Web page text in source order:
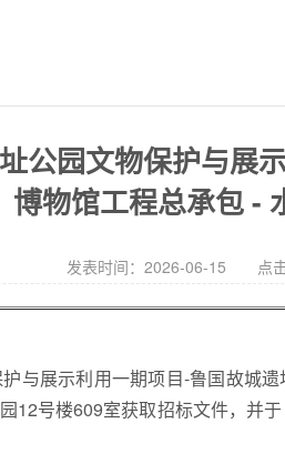
公园文物保护与展
博物馆工程总承包 -
发表时间：2026-06-15 点
与展示利用一期项目-鲁国故城
12号楼609室获取招标文件，并